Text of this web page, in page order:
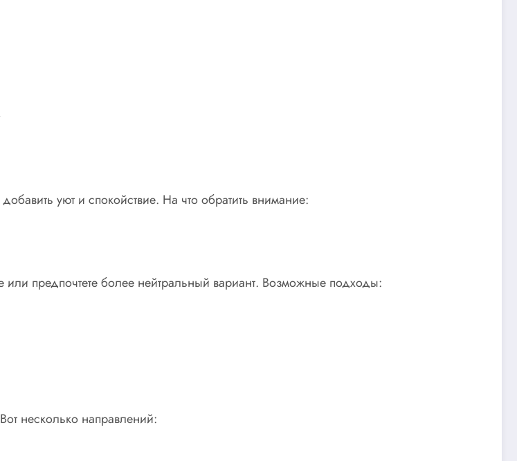
уют и спокойствие. На что обратить внимание:
или предпочтете более нейтральный вариант. Возможные подходы:
несколько направлений: